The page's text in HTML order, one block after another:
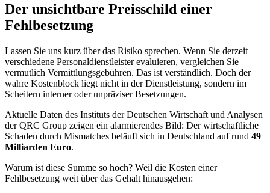
Der unsichtbare Preisschild einer
Fehlbesetzung
Lassen Sie uns kurz über das Risiko sprechen. Wenn Sie derzeit
verschiedene Personaldienstleister evaluieren, vergleichen Sie
vermutlich Vermittlungsgebühren. Das ist verständlich. Doch der
wahre Kostenblock liegt nicht in der Dienstleistung, sondern im
Scheitern interner oder unpräziser Besetzungen.
Aktuelle Daten des Instituts der Deutschen Wirtschaft und Analysen
der QRC Group zeigen ein alarmierendes Bild: Der wirtschaftliche
Schaden durch Mismatches beläuft sich in Deutschland auf rund 49
Milliarden Euro.
Warum ist diese Summe so hoch? Weil die Kosten einer
Fehlbesetzung weit über das Gehalt hinausgehen: